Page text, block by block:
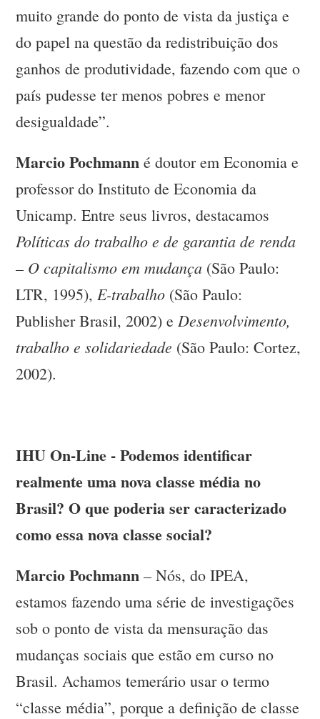
muito grande do ponto de vista da justiça e
do papel na questão da redistribuição dos
ganhos de produtividade, fazendo com que o
país pudesse ter menos pobres e menor
desigualdade”.
Marcio Pochmann é doutor em Economia e
professor do Instituto de Economia da
Unicamp. Entre seus livros, destacamos
Políticas do trabalho e de garantia de renda
– O capitalismo em mudança (São Paulo:
LTR, 1995),E-trabalho (São Paulo:
Publisher Brasil, 2002) eDesenvolvimento,
trabalho e solidariedade (São Paulo: Cortez,
2002).
IHU On-Line - Podemos identificar
realmente uma nova classe média no
Brasil? O que poderia ser caracterizado
como essa nova classe social?
Marcio Pochmann – Nós, do IPEA,
estamos fazendo uma série de investigações
sob o ponto de vista da mensuração das
mudanças sociais que estão em curso no
Brasil. Achamos temerário usar o termo
“classe média”, porque a definição de classe